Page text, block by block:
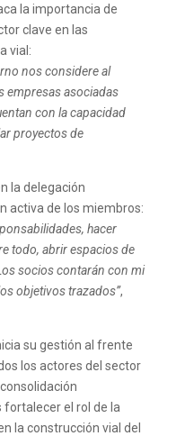
la importancia de
clave en las
vial:
nos considere al
empresas asociadas
con la capacidad
proyectos de
la delegación
activa de los miembros:
hacer
todo, abrir espacios de
socios contarán con mi
objetivos trazados”,
su gestión al frente
los actores del sector
el rol de la
la construcción vial del